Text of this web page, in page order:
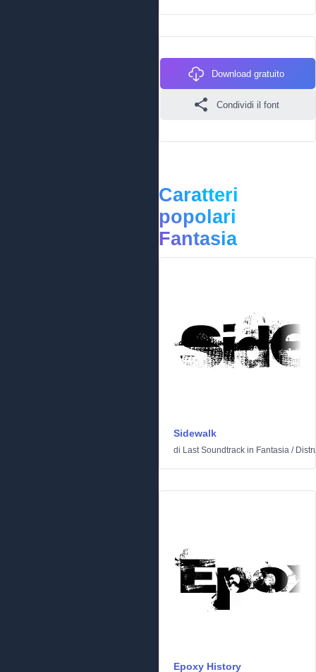
Download gratuito
Condividi il font
Caratteri
popolari
Fantasia
Sidewalk
di Last Soundtrack in Fantasia /
Epoxy History